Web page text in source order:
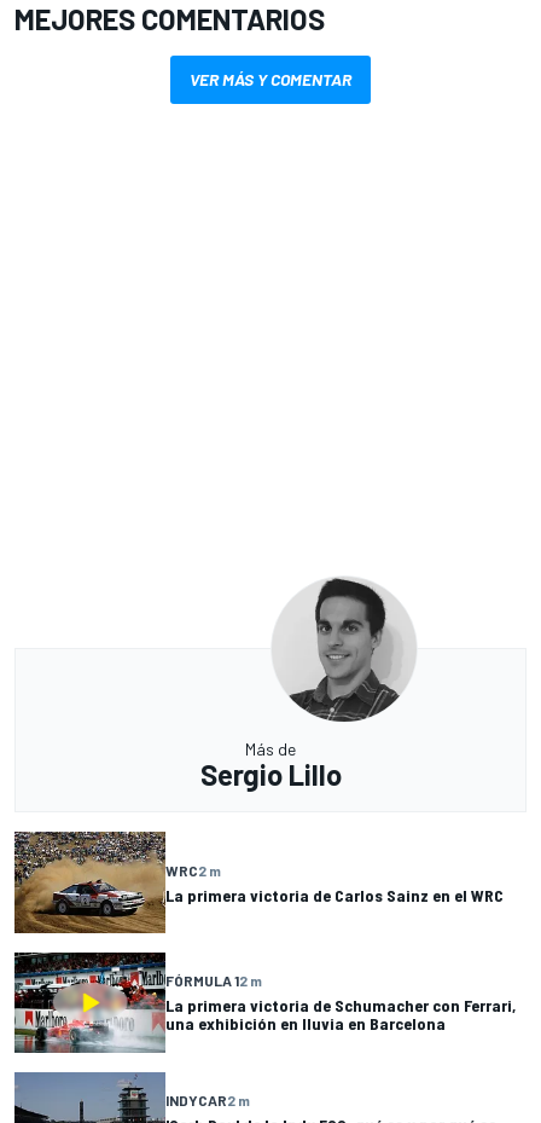
MEJORES COMENTARIOS
VER MÁS Y COMENTAR
Más de
Sergio Lillo
WRC2 m
La primera victoria de Carlos Sainz en el WRC
FÓRMULA 12 m
La primera victoria de Schumacher con Ferrari,
una exhibición en lluvia en Barcelona
INDYCAR2 m